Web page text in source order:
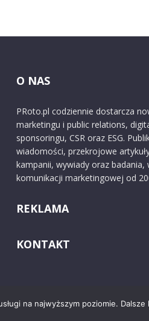
O NAS
PRoto.pl codziennie dostarcza
marketingu i public relations,
sponsoringu, CSR oraz ESG.
wiadomości, przekrojowe
kampanii, wywiady oraz
komunikacji marketingowej od
REKLAMA
KONTAKT
na najwyższym poziomie.